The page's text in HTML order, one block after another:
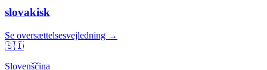
slovakisk
Se oversættelsesvejledning →
🇸🇮
Slovenščina